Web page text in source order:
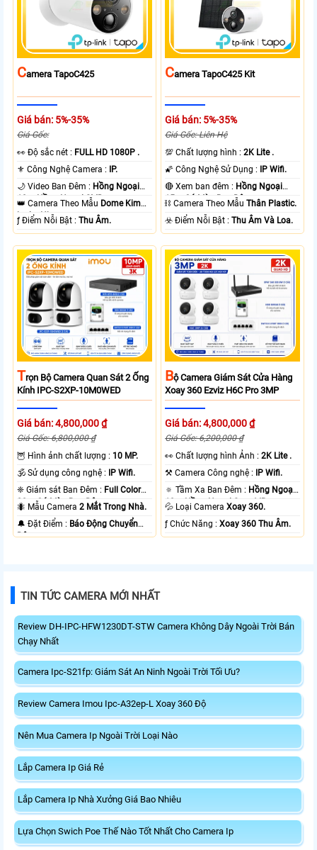
CAmera TapoC425
Giá bán: 5%-35%
Giá Gốc:
️👀 Độ sắc nét : FULL HD 1080P .
⚜️ Công Nghệ Camera : IP.
🌙 Video Ban Đêm : Hồng Ngoại
10m Hồng Ngoại SMD.
👑 Camera Theo Mẫu Dome Kim
loại + Nhựa.
️ƒ Điểm Nỗi Bật :Thu Âm.
CAmera TapoC425 Kit
Giá bán: 5%-35%
Giá Gốc: Liên Hệ
💯 Chất lượng hình :2K Lite .
🌠 Công Nghệ Sử Dụng : IP Wifi.
🔴 Xem ban đêm : Hồng Ngoại
15m Có Màu Ban Ðêm.
⛓ Camera Theo MẫuThân Plastic.
️☣️ Điểm Nỗi Bật :Thu Âm Và Loa.
TRọn Bộ Camera Quan Sát 2 Ống
Kính IPC-S2XP-10M0WED
Giá bán: 4,800,000 ₫
Giá Gốc: 6,800,000 ₫
🦉 Hình ảnh chất lượng : 10 MP.
🕉️ Sử dụng công nghệ :
IP Wifi.
❈ Giám sát Ban Đêm : Full Color
20m Có Màu Ban Ðêm.
🐜 Mẫu Camera2 Mắt Trong Nhà.
️🔔 Đặt Điểm : Báo Động Chuyển
Động.
BỘ Camera Giám Sát Cửa Hàng
Xoay 360 Ezviz H6C Pro 3MP
Giá bán: 4,800,000 ₫
Giá Gốc: 6,200,000 ₫
️👀 Chất lượng hình Ảnh :2K Lite .
⚒ Camera Công nghệ :
IP Wifi.
🔅 Tầm Xa Ban Đêm : Hồng Ngoại
10m Hồng Ngoại Smart IR.
💦 Loại CameraXoay 360.
️ƒ Chức Năng :Xoay 360 Thu Âm.
TIN TỨC CAMERA MỚI NHẤT
Review DH-IPC-HFW1230DT-STW Camera Không Dây Ngoài Trời Bán
Chạy Nhất
Camera Ipc-S21fp: Giám Sát An Ninh Ngoài Trời Tối Ưu?
Review Camera Imou Ipc-A32ep-L Xoay 360 Độ
Nên Mua Camera Ip Ngoài Trời Loại Nào
Lắp Camera Ip Giá Rẻ
Lắp Camera Ip Nhà Xưởng Giá Bao Nhiêu
Lựa Chọn Swich Poe Thế Nào Tốt Nhất Cho Camera Ip